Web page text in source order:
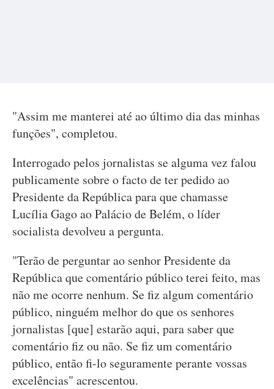
"Assim me manterei até ao último dia das minhas
funções", completou.
Interrogado pelos jornalistas se alguma vez falou
publicamente sobre o facto de ter pedido ao
Presidente da República para que chamasse
Lucília Gago ao Palácio de Belém, o líder
socialista devolveu a pergunta.
"Terão de perguntar ao senhor Presidente da
República que comentário público terei feito, mas
não me ocorre nenhum. Se fiz algum comentário
público, ninguém melhor do que os senhores
jornalistas [que] estarão aqui, para saber que
comentário fiz ou não. Se fiz um comentário
público, então fi-lo seguramente perante vossas
excelências" acrescentou.